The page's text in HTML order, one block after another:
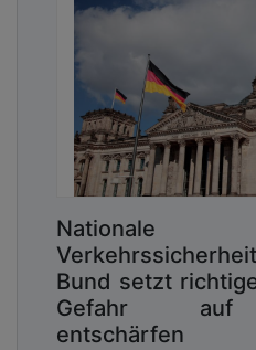
Nationale
Bund setzt
Gefahr auf
entschärfen